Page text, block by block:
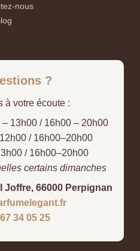
nous
?
à votre écoute :
– 13h00 / 16h00 – 20h00
/ 16h00–20h00
/ 16h00–20h00
certains dimanches
Joffre, 66000 Perpignan
34 05 25